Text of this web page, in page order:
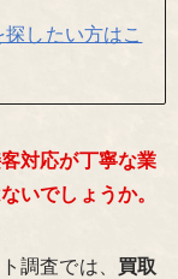
したい方はこ
対応が丁寧な業
いでしょうか。
調査では、 買取